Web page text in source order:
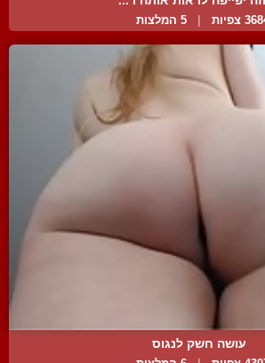
צפיות 5 המלצות
עושה חשק לנגוס